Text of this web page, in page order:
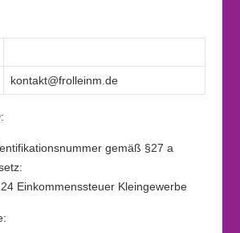
kontakt@frolleinm.de
gemäß §27 a
Einkommenssteuer Kleingewerbe